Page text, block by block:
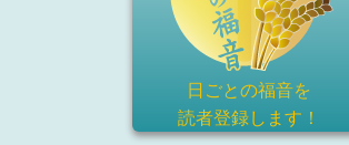
日ごとの福音を
読者登録します！